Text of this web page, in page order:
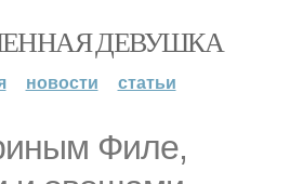
ДЕВУШКА
новости статьи
Филе,